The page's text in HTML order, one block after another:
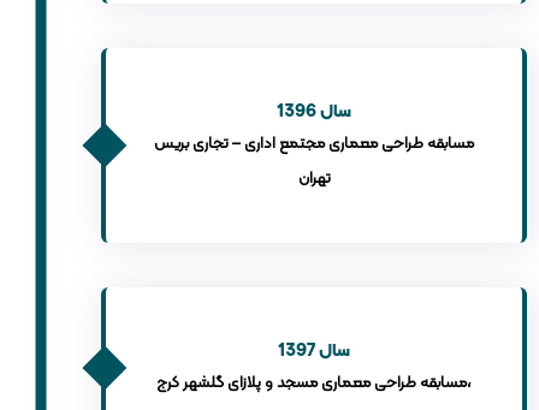
سال 1396
مسابقه طراحی معماری مجتمع اداری – تجاری بریس
تهران
سال 1397
مسابقه طراحی معماری مسجد و پلازای گلشهر کرج،